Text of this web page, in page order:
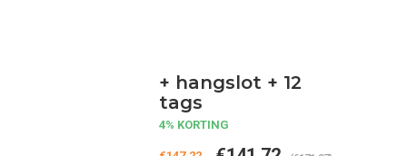
+ hangslot + 12
tags
4% KORTING